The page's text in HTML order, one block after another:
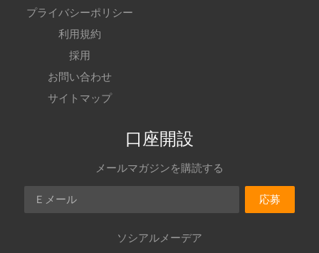
プライバシーポリシー
利用規約
採用
お問い合わせ
サイトマップ
口座開設
メールマガジンを購読する
Ｅメール
応募
ソシアルメーデア